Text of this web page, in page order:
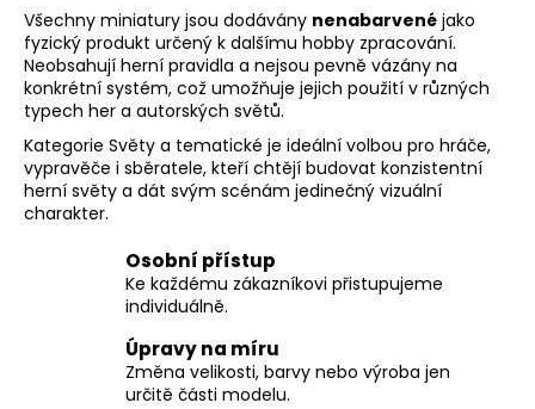
Všechny miniatury jsou dodávány nenabarvené jako
fyzický produkt určený k dalšímu hobby zpracování.
Neobsahují herní pravidla a nejsou pevně vázány na
konkrétní systém, což umožňuje jejich použití v různých
typech her a autorských světů.
Kategorie Světy a tematické je ideální volbou pro hráče,
vypravěče i sběratele, kteří chtějí budovat konzistentní
herní světy a dát svým scénám jedinečný vizuální
charakter.
Osobní přístup
Ke každému zákazníkovi přistupujeme
individuálně.
Úpravy na míru
Změna velikosti, barvy nebo výroba jen
určitě části modelu.